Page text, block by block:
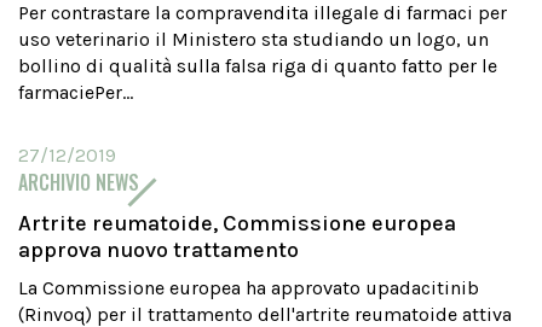
Per contrastare la compravendita illegale di farmaci per
uso veterinario il Ministero sta studiando un logo, un
bollino di qualità sulla falsa riga di quanto fatto per le
farmaciePer...
27/12/2019
ARCHIVIO NEWS
Artrite reumatoide, Commissione europea
approva nuovo trattamento
La Commissione europea ha approvato upadacitinib
(Rinvoq) per il trattamento dell'artrite reumatoide attiva